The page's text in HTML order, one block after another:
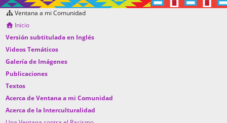
Ventana a mi Comunidad
Inicio
Versión subtitulada en Inglés
Videos Temáticos
Galería de Imágenes
Publicaciones
Textos
Acerca de Ventana a mi Comunidad
Acerca de la Interculturalidad